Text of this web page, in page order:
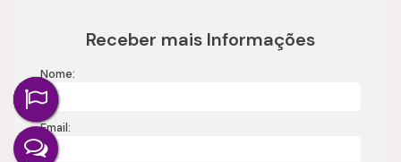
Receber mais Informações
Nome:
Email: